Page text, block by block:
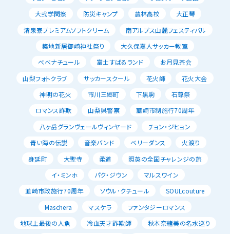
大弐学問祭
防災キャンプ 農林高校
大正琴
清泉寮プレミアムソフトクリーム
南アルプス山麓フェスティバル
築地新居御崎神社祭り
大久保嘉人サッカー教室
べべナチュール
富士すばるランド
お月見茶会
山梨フォトクラブ
サッカースクール 花火師
花火大会
神明の花火
市川三郷町 下黒駒
石尊祭
ロマンス詐欺
山梨県警察
韮崎市制施行70周年
八ヶ岳グランヴェールヴィンヤード
チョン・ジヒョン
青い海の伝説
音楽バンド ベリーダンス
火渡り
身延町
大聖寺 柔道
照英の全国チャレンジの旅
イ・ミンホ
パク・ジウン
マルスワイン
韮崎市政施行70周年
ソウル･クチュール
SOULcouture
Maschera
マスケラ
ファンタジーロマンス
地球上最後の人魚
冷血天才詐欺師
秋本奈緒美の名水巡り